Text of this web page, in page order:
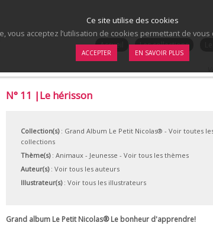
Accueil Les collections
N° 11 |Le hérisson
Collection(s): Grand Album Le Petit Nicolas® - Voir toutes
collections
Thème(s): Animaux - Jeunesse - Voir tous les thèmes
Auteur(s): Voir tous les auteurs
Illustrateur(s): Voir tous les illustrateurs
Grand album Le Petit Nicolas® Le bonheur d'apprendre!
Ce site utilise des cookies
vous acceptez l’utilisation de cookies permettant de
ACCEPTER EN SAVOIR PLUS